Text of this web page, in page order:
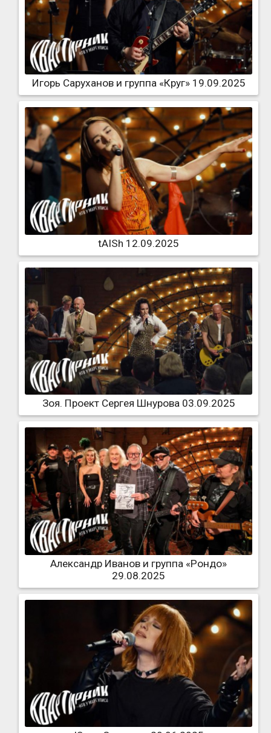
Игорь Саруханов и группа «Круг» 19.09.2025
tAISh 12.09.2025
Зоя. Проект Сергея Шнурова 03.09.2025
Александр Иванов и группа «Рондо»
29.08.2025